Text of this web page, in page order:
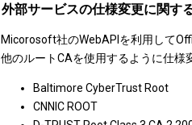
外部サービスの仕様変更に関す
Micorosoft社のWebAPIを利用して
他のルートCAを使用するように仕様
Baltimore CyberTrust Root
CNNIC ROOT